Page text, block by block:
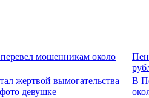
мошенникам около
жертвой вымогательства
девушке
В